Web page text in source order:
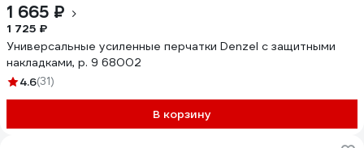
1 665 ₽
1 725 ₽
Универсальные усиленные перчатки Denzel с защитными
накладками, р. 9 68002
4.6(31)
В корзину